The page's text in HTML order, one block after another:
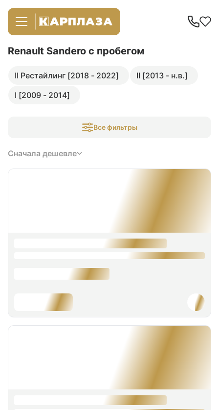
Renault Sandero с пробегом
II Рестайлинг [2018 - 2022]
II [2013 - н.в.]
I [2009 - 2014]
Все фильтры
Сначала дешевле